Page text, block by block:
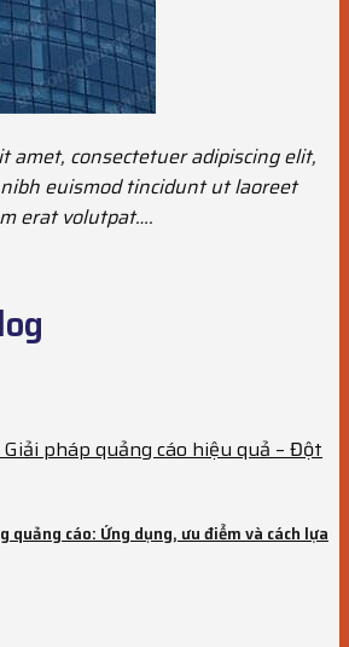
amet, consectetuer adipiscing elit,
euismod tincidunt ut laoreet
erat volutpat….
pháp quảng cáo hiệu quả – Đột
quảng cáo: Ứng dụng, ưu điểm và cách lựa